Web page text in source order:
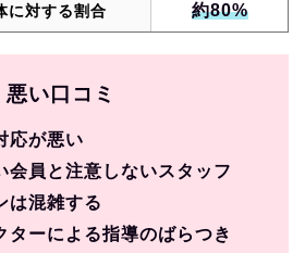
に対する割合 約80%
悪い口コミ
応が悪い
会員と注意しないスタッフ
は混雑する
ターによる指導のばらつき